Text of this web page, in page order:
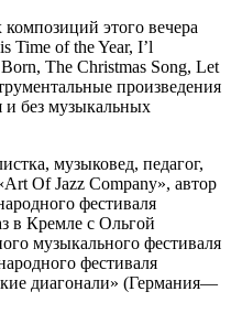
этого вечера
Time of the Year, I’l
The Christmas Song, Let
произведения
без музыкальных
музыковед, педагог,
Of Jazz Company», автор
фестиваля
в Кремле с Ольгой
музыкального фестиваля
фестиваля
диагонали» (Германия—